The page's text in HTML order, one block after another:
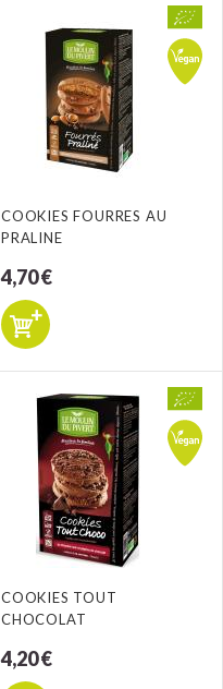
COOKIES FOURRES AU
PRALINE
4,70 €
COOKIES TOUT
CHOCOLAT
4,20 €